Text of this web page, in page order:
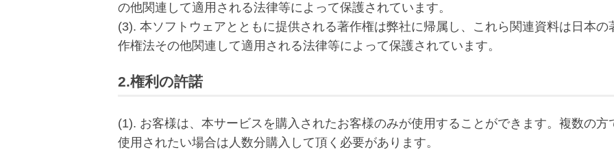
の他関連して適用される法律等によって保護されています。
(3). 本ソフトウェアとともに提供される著作権は弊社に帰属し、これら関連資料は日本の
作権法その他関連して適用される法律等によって保護されています。
2.権利の許諾
(1). お客様は、本サービスを購入されたお客様のみが使用することができます。複数の方
使用されたい場合は人数分購入して頂く必要があります。